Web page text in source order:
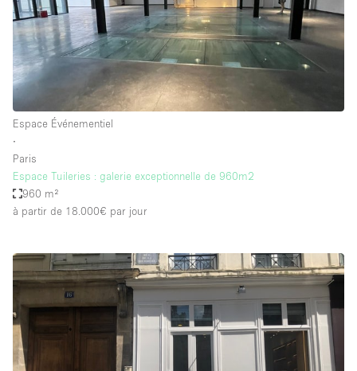
Espace Événementiel
∙
Paris
Espace Tuileries : galerie exceptionnelle de 960m2
960 m²
à partir de 18.000€ par jour